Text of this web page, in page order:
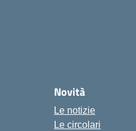
Novità
Le notizie
Le circolari